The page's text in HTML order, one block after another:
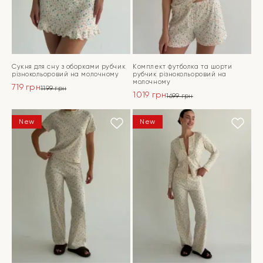
Сукня для сну з оборками рубчик
різнокольоровий на молочному
1199грн
1199 грн.
719 грн
719 грн.
ПЕРЕЙТИ
Комплект футболка та шорти
рубчик різнокольоровий на
молочному
1699грн
ціна:
1699 грн.
1019 грн
ціна:
1019 грн.
ПЕРЕЙТИ
New New